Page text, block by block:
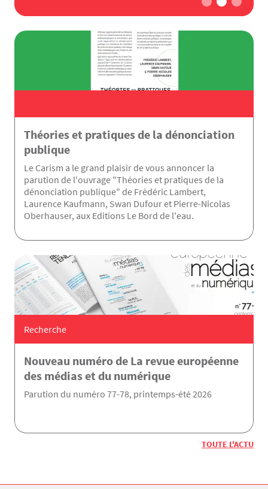
Théories et pratiques de la dénonciation
publique
Le Carism a le grand plaisir de vous annoncer la
parution de l'ouvrage "Théories et pratiques de la
dénonciation publique" de Frédéric Lambert,
Laurence Kaufmann, Swan Dufour et Pierre-Nicolas
Oberhauser, aux Editions Le Bord de l'eau.
Recherche
Nouveau numéro de La revue européenne
des médias et du numérique
Parution du numéro 77-78, printemps-été 2026
TOUTE L'ACTU